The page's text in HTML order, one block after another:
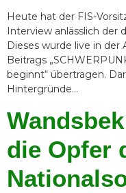
Heute hat der FIS-
Interview anlässlich der
Dieses wurde live in
Beitrags
beginnt“ übertragen.
Hintergründe…
die Opfer